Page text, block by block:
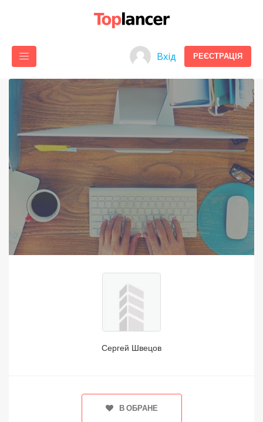
Вхід РЕЄСТРАЦІЯ
Сергей Швецов
В ОБРАНЕ